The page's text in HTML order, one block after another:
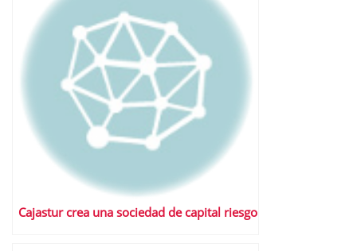
Cajastur crea una sociedad de capital riesgo